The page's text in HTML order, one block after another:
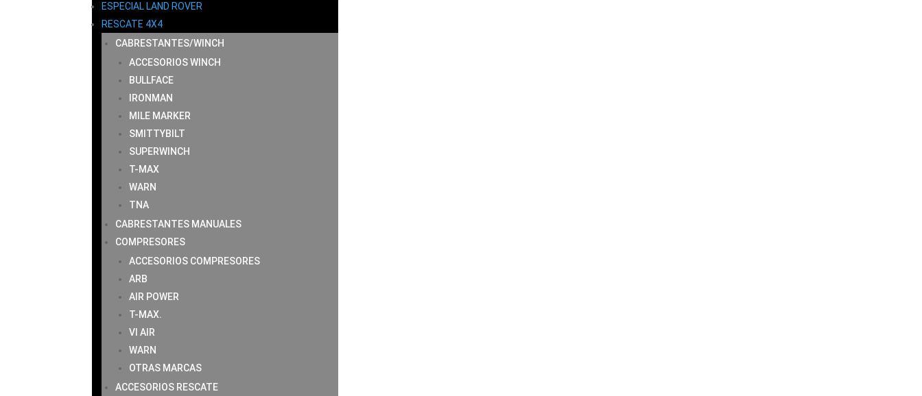
ESPECIAL LAND ROVER
RESCATE 4X4
CABRESTANTES/WINCH
ACCESORIOS WINCH
BULLFACE
IRONMAN
MILE MARKER
SMITTYBILT
SUPERWINCH
T-MAX
WARN
TNA
CABRESTANTES MANUALES
COMPRESORES
ACCESORIOS COMPRESORES
ARB
AIR POWER
T-MAX.
VI AIR
WARN
OTRAS MARCAS
ACCESORIOS RESCATE